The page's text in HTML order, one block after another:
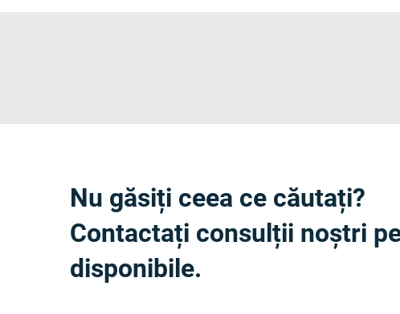
Nu găsiți ceea ce căutați?
Contactați consulții noștri
disponibile.